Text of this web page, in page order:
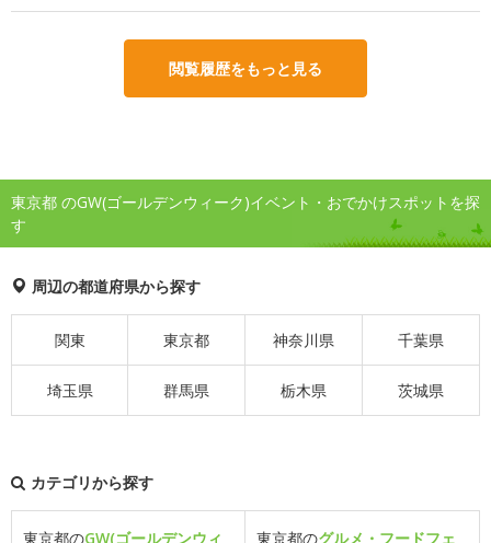
閲覧履歴をもっと見る
東京都 のGW(ゴールデンウィーク)イベント・おでかけスポットを探
す
周辺の都道府県から探す
関東 東京都 神奈川県 千葉県
埼玉県 群馬県 栃木県 茨城県
カテゴリから探す
東京都のGW(ゴールデンウィ
東京都のグルメ・フードフェ